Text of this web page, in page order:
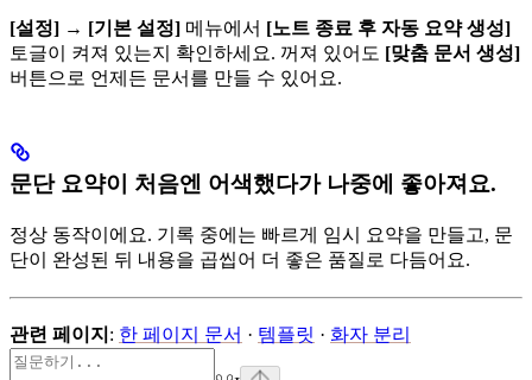
[설정] → [기본 설정] 메뉴에서 [노트 종료 후 자동 요약 생성]
토글이 켜져 있는지 확인하세요. 꺼져 있어도 [맞춤 문서 생성]
버튼으로 언제든 문서를 만들 수 있어요.
문단 요약이 처음엔 어색했다가 나중에 좋아져요.
정상 동작이에요. 기록 중에는 빠르게 임시 요약을 만들고, 문
단이 완성된 뒤 내용을 곱씹어 더 좋은 품질로 다듬어요.
관련 페이지 : 한 페이지 문서 · 템플릿 · 화자 분리